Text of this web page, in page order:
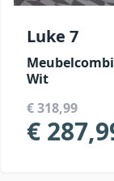
Luke 7
Wit
€ 318,99
€